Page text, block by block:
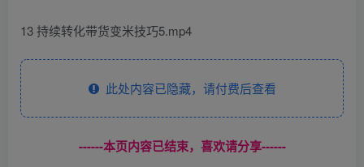
13 持续转化带货变米技巧5.mp4
此处内容已隐藏，请付费后查看
------本页内容已结束，喜欢请分享------